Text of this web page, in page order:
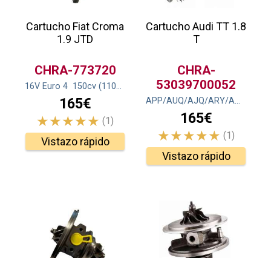
Cartucho Fiat Croma
1.9 JTD
CHRA-773720
16V Euro 4 150cv (110kw
165€
(1)
Vistazo rápido
Cartucho Audi TT 1.8
T
CHRA-
53039700052
APP/AUQ/AJQ/ARY/AWP/
165€
(1)
Vistazo rápido